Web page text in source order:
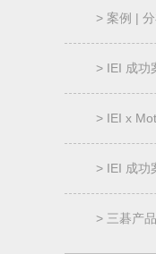
过程“透明
> 案例 |
器的应用
> IEI 成功
帮手-AOI
> IEI x
智能制造
> IEI 成功
信息广告
> 三碁产